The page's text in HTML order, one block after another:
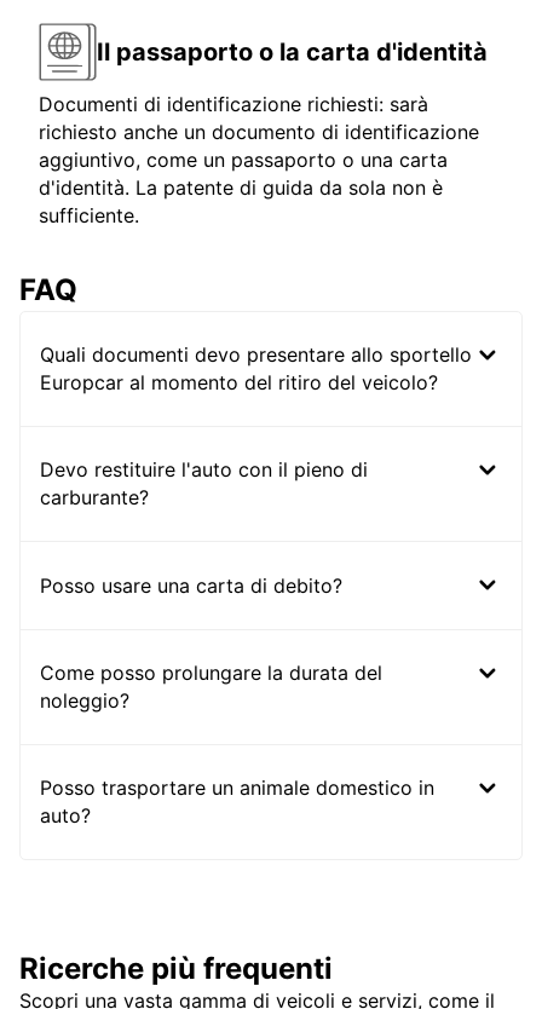
Il passaporto o la carta d'identità
Documenti di identificazione richiesti: sarà
richiesto anche un documento di identificazione
aggiuntivo, come un passaporto o una carta
d'identità. La patente di guida da sola non è
sufficiente.
FAQ
Quali documenti devo presentare allo sportello
Europcar al momento del ritiro del veicolo?
Devo restituire l'auto con il pieno di
carburante?
Posso usare una carta di debito?
Come posso prolungare la durata del
noleggio?
Posso trasportare un animale domestico in
auto?
Ricerche più frequenti
Scopri una vasta gamma di veicoli e servizi, come il